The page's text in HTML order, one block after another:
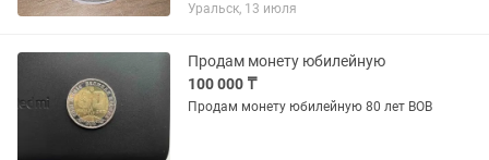
Уральск, 13 июля
Продам монету юбилейную
100 000 ₸
Продам монету юбилейную 80 лет ВОВ